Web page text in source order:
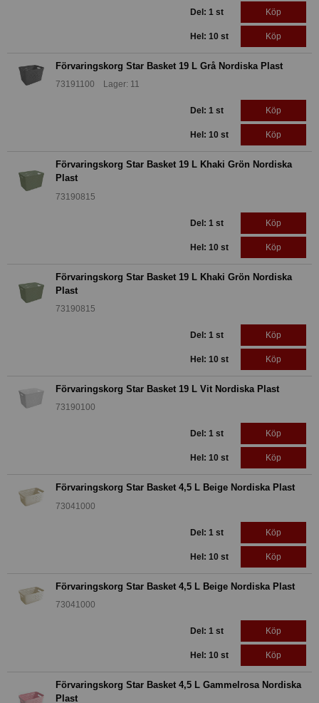
Del: 1 st Köp
Hel: 10 st Köp
Förvaringskorg Star Basket 19 L Grå Nordiska Plast
73191100 Lager: 11
Del: 1 st Köp
Hel: 10 st Köp
Förvaringskorg Star Basket 19 L Khaki Grön Nordiska
Plast
73190815
Del: 1 st Köp
Hel: 10 st Köp
Förvaringskorg Star Basket 19 L Khaki Grön Nordiska
Plast
73190815
Del: 1 st Köp
Hel: 10 st Köp
Förvaringskorg Star Basket 19 L Vit Nordiska Plast
73190100
Del: 1 st Köp
Hel: 10 st Köp
Förvaringskorg Star Basket 4,5 L Beige Nordiska Plast
73041000
Del: 1 st Köp
Hel: 10 st Köp
Förvaringskorg Star Basket 4,5 L Beige Nordiska Plast
73041000
Del: 1 st Köp
Hel: 10 st Köp
Förvaringskorg Star Basket 4,5 L Gammelrosa Nordiska
Plast